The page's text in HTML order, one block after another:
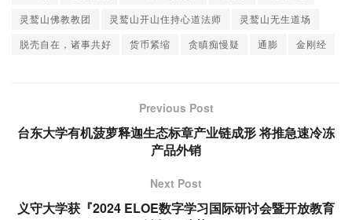
灵鹫山佛教教团
灵鹫山开山住持心道法师
灵鹫山无生道场
脱壳自在，诸事共好
货币紧缩 贪瞋痴慢疑 通膨 金刚经
Previous Post
台东大学有机菠萝释迦生态标章产业链成形 将推急速冷冻
产品外销
Next Post
义守大学获『2024 ELOE数字学习国际研讨会暨开放教育